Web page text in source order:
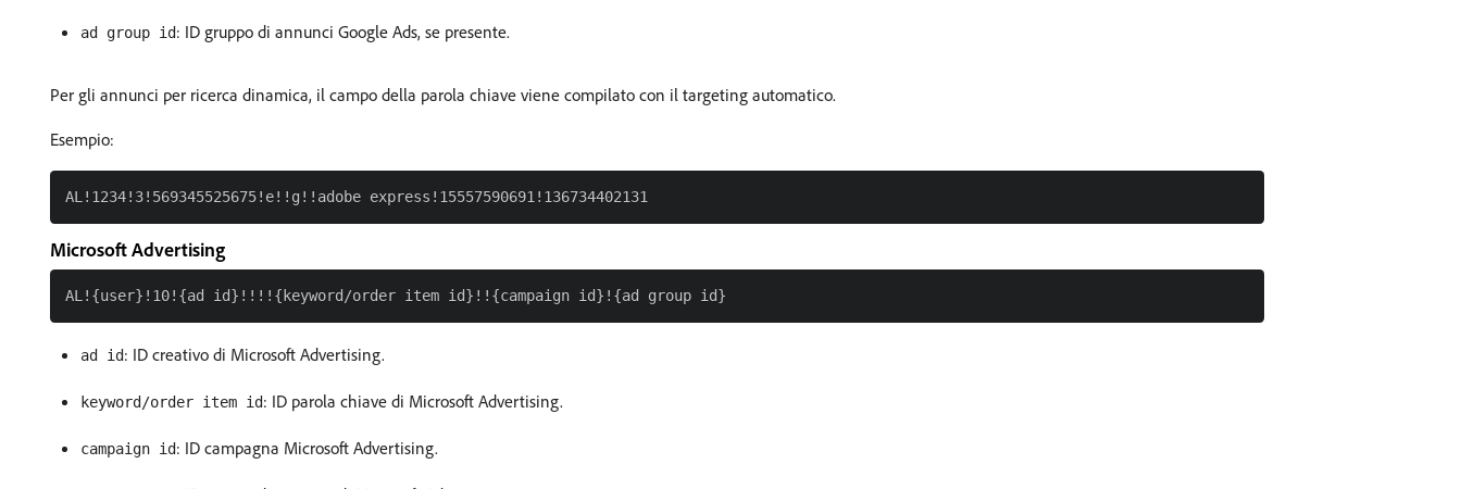
ad group id: ID gruppo di annunci Google Ads, se presente.
Per gli annunci per ricerca dinamica, il campo della parola chiave viene compilato con il targeting automatico.
Esempio:
Microsoft Advertising
ad id: ID creativo di Microsoft Advertising.
keyword/order item id: ID parola chiave di Microsoft Advertising.
campaign id: ID campagna Microsoft Advertising.